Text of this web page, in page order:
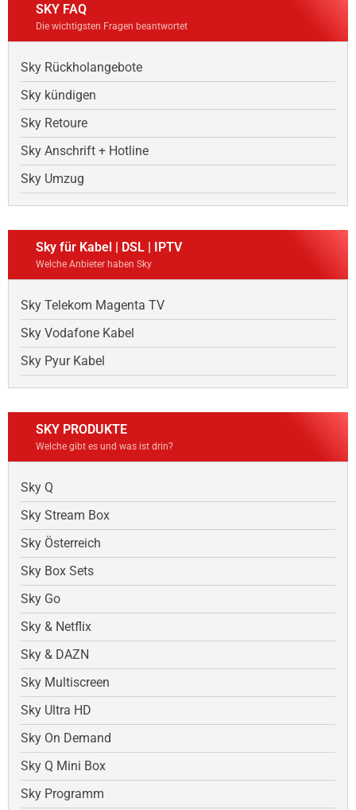
SKY FAQ
Die wichtigsten Fragen beantwortet
Sky Rückholangebote
Sky kündigen
Sky Retoure
Sky Anschrift + Hotline
Sky Umzug
Sky für Kabel | DSL | IPTV
Welche Anbieter haben Sky
Sky Telekom Magenta TV
Sky Vodafone Kabel
Sky Pyur Kabel
SKY PRODUKTE
Welche gibt es und was ist drin?
Sky Q
Sky Stream Box
Sky Österreich
Sky Box Sets
Sky Go
Sky & Netflix
Sky & DAZN
Sky Multiscreen
Sky Ultra HD
Sky On Demand
Sky Q Mini Box
Sky Programm